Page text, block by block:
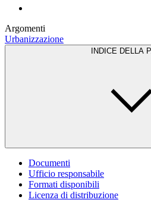
Argomenti
Urbanizzazione
INDICE DELLA
Documenti
Ufficio responsabile
Formati disponibili
Licenza di distribuzione